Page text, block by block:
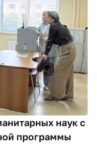
наук с
программы